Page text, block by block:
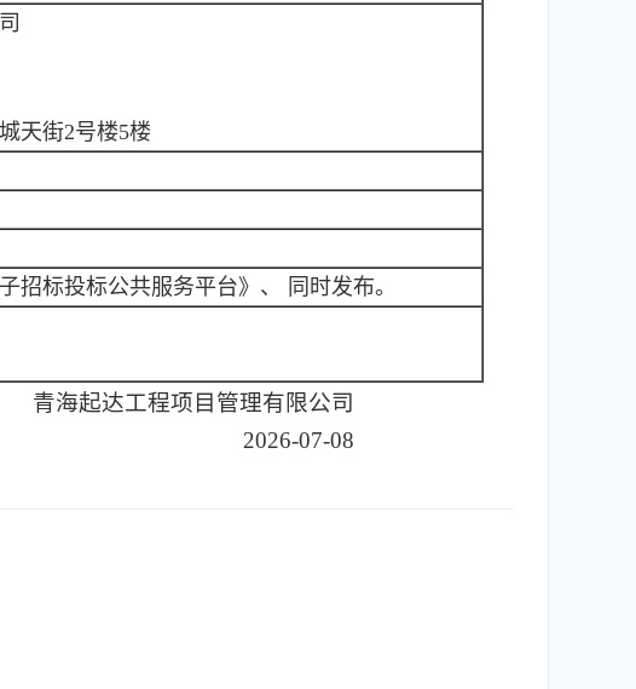
天街2号楼5楼
招标投标公共服务平台》、 同时发布。
青海起达工程项目管理有限公司
2026-07-08